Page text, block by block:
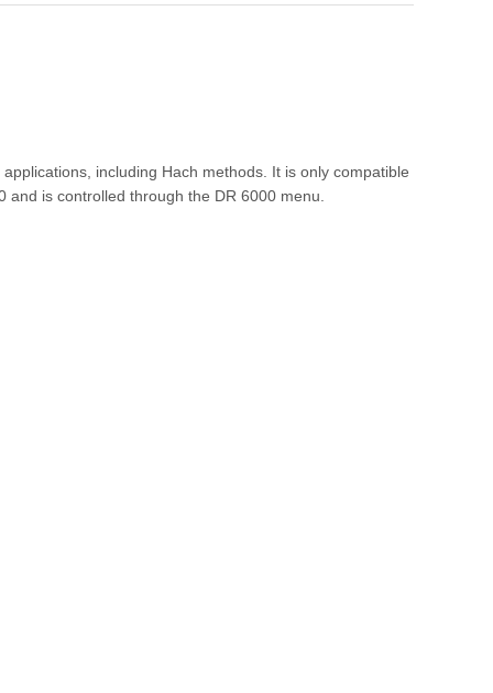
including Hach methods. It is only compatible
is controlled through the DR 6000 menu.